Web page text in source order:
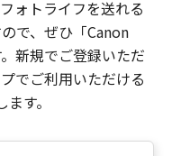
ォトライフを送れる
で、ぜひ「Canon
新規でご登録いただ
でご利用いただける
す。